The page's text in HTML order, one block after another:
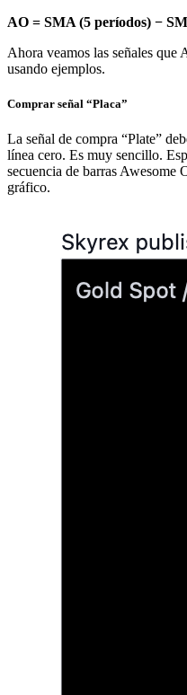
AO = SMA (5 períodos) −
Ahora veamos las señales
usando ejemplos.
Comprar señal “Placa”
La señal de compra “Plate”
línea cero. Es muy sencillo.
secuencia de barras Awesome
gráfico.